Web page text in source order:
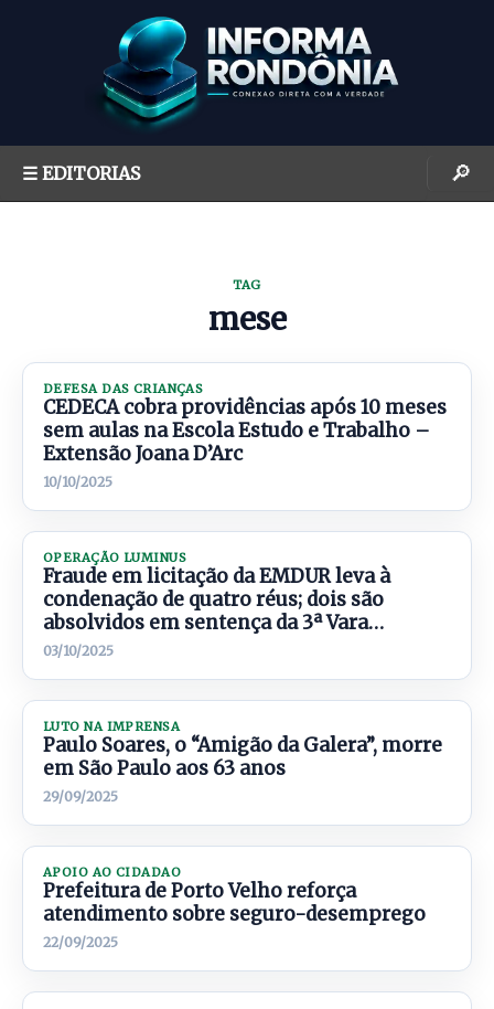
☰ EDITORIAS 🔎
TAG
mese
DEFESA DAS CRIANÇAS
CEDECA cobra providências após 10 meses
sem aulas na Escola Estudo e Trabalho –
Extensão Joana D’Arc
10/10/2025
OPERAÇÃO LUMINUS
Fraude em licitação da EMDUR leva à
condenação de quatro réus; dois são
absolvidos em sentença da 3ª Vara
Criminal de Porto Velho
03/10/2025
LUTO NA IMPRENSA
Paulo Soares, o “Amigão da Galera”, morre
em São Paulo aos 63 anos
29/09/2025
APOIO AO CIDADAO
Prefeitura de Porto Velho reforça
atendimento sobre seguro-desemprego
22/09/2025